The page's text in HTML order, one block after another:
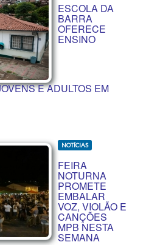
ESCOLA DA
BARRA
OFERECE
ENSINO
E ADULTOS EM
NOTÍCIAS
FEIRA
NOTURNA
PROMETE
EMBALAR
VOZ, VIOLÃO E
CANÇÕES
MPB NESTA
SEMANA